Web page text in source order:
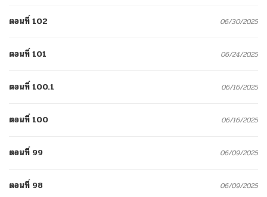
ตอนที่ 102 06/30/2025
ตอนที่ 101 06/24/2025
ตอนที่ 100.1 06/16/2025
ตอนที่ 100 06/16/2025
ตอนที่ 99 06/09/2025
ตอนที่ 98 06/09/2025